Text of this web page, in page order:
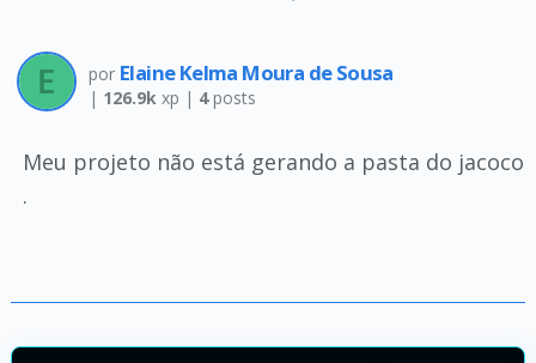
por Elaine Kelma Moura de Sousa
| 126.9kxp | 4posts
Meu projeto não está gerando a pasta do jacoco
.